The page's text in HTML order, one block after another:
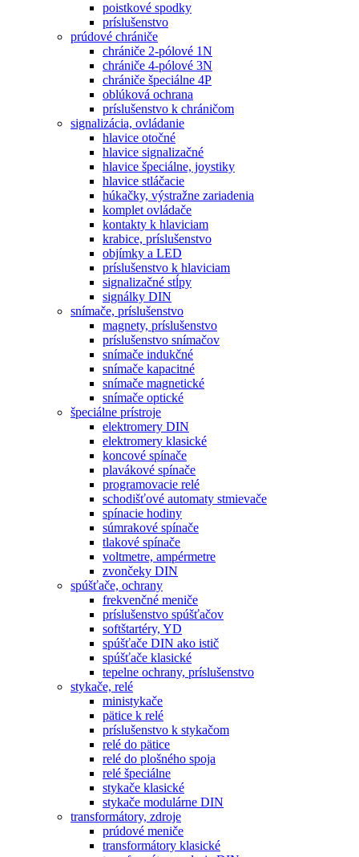
poistkové spodky
príslušenstvo
prúdové chrániče
chrániče 2-pólové 1N
chrániče 4-pólové 3N
chrániče špeciálne 4P
oblúková ochrana
príslušenstvo k chráničom
signalizácia, ovládanie
hlavice otočné
hlavice signalizačné
hlavice špeciálne, joystiky
hlavice stláčacie
húkačky, výstražne zariadenia
komplet ovládače
kontakty k hlaviciam
krabice, príslušenstvo
objímky a LED
príslušenstvo k hlaviciam
signalizačné stĺpy
signálky DIN
snímače, príslušenstvo
magnety, príslušenstvo
príslušenstvo snímačov
snímače indukčné
snímače kapacitné
snímače magnetické
snímače optické
špeciálne prístroje
elektromery DIN
elektromery klasické
koncové spínače
plavákové spínače
programovacie relé
schodišťové automaty stmievače
spínacie hodiny
súmrakové spínače
tlakové spínače
voltmetre, ampérmetre
zvončeky DIN
spúšťače, ochrany
frekvenčné meniče
príslušenstvo spúšťačov
softštartéry, YD
spúšťače DIN ako istič
spúšťače klasické
tepelne ochrany, príslušenstvo
stykače, relé
ministykače
pätice k relé
príslušenstvo k stykačom
relé do pätice
relé do plošného spoja
relé špeciálne
stykače klasické
stykače modulárne DIN
transformátory, zdroje
prúdové meniče
transformátory klasické